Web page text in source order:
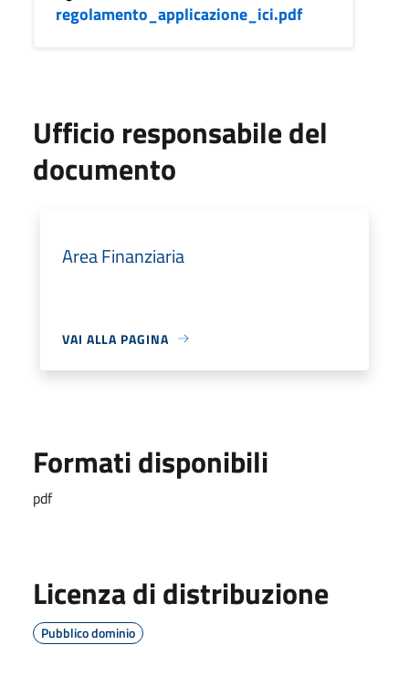
regolamento_applicazione_ici.pdf
Ufficio responsabile del
documento
Area Finanziaria
VAI ALLA PAGINA
Formati disponibili
pdf
Licenza di distribuzione
Pubblico dominio